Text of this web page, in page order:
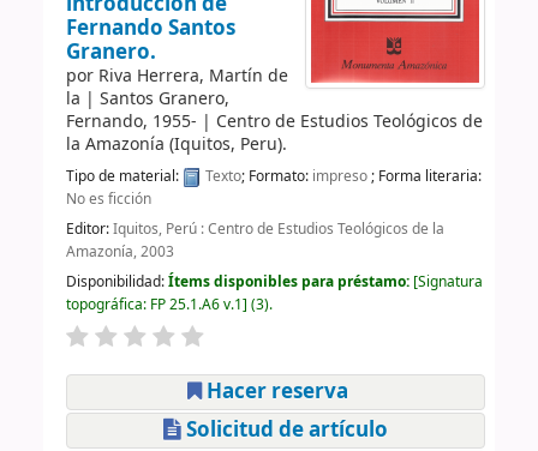
Fernando Santos
Granero.
por Riva Herrera, Martín de
la | Santos Granero,
Fernando, 1955- | Centro de Estudios Teológicos de
la Amazonía (Iquitos, Peru).
Tipo de material: Texto; Formato: impreso; Forma literaria:
No es ficción
Editor:Iquitos, Perú : Centro de Estudios Teológicos de la
Amazonía, 2003
Disponibilidad:Ítems disponibles para préstamo: Signatura
topográfica: FP 25.1.A6 v.1 (3).
Hacer reserva
Solicitud de artículo